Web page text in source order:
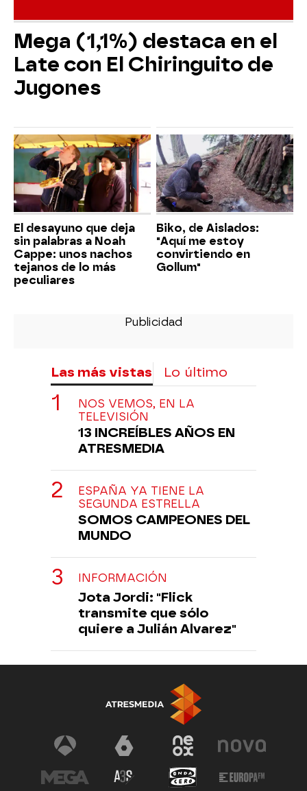
Mega (1,1%) destaca en el
Late con El Chiringuito de
Jugones
El desayuno que deja
sin palabras a Noah
Cappe: unos nachos
tejanos de lo más
peculiares
Biko, de Aislados:
"Aquí me estoy
convirtiendo en
Gollum"
Las más vistas Lo último
NOS VEMOS, EN LA
TELEVISIÓN
13 INCREÍBLES AÑOS EN
ATRESMEDIA
ESPAÑA YA TIENE LA
SEGUNDA ESTRELLA
SOMOS CAMPEONES DEL
MUNDO
INFORMACIÓN
Jota Jordi: "Flick
transmite que sólo
quiere a Julián Alvarez"